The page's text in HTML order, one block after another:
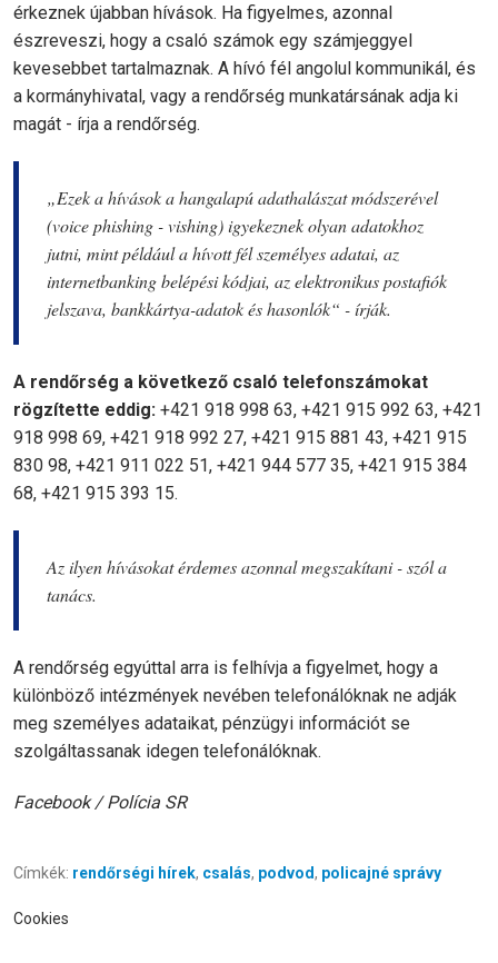
érkeznek újabban hívások. Ha figyelmes, azonnal
észreveszi, hogy a csaló számok egy számjeggyel
kevesebbet tartalmaznak. A hívó fél angolul kommunikál, és
a kormányhivatal, vagy a rendőrség munkatársának adja ki
magát - írja a rendőrség.
„Ezek a hívások a hangalapú adathalászat módszerével
(voice phishing - vishing) igyekeznek olyan adatokhoz
jutni, mint például a hívott fél személyes adatai, az
internetbanking belépési kódjai, az elektronikus postafiók
jelszava, bankkártya-adatok és hasonlók“ - írják.
A rendőrség a következő csaló telefonszámokat
rögzítette eddig: +421 918 998 63, +421 915 992 63, +421
918 998 69, +421 918 992 27, +421 915 881 43, +421 915
830 98, +421 911 022 51, +421 944 577 35, +421 915 384
68, +421 915 393 15.
Az ilyen hívásokat érdemes azonnal megszakítani - szól a
tanács.
A rendőrség egyúttal arra is felhívja a figyelmet, hogy a
különböző intézmények nevében telefonálóknak ne adják
meg személyes adataikat, pénzügyi információt se
szolgáltassanak idegen telefonálóknak.
Facebook / Polícia SR
Címkék: rendőrségi hírek, csalás, podvod, policajné správy
Cookies